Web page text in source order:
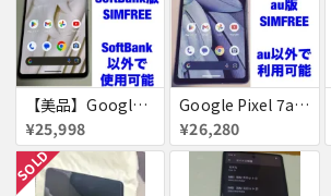
【美品】Google Pixel7 ［赤ロム］Pixel 7
¥25,998
Google Pixel 7a［赤ロム］
¥26,280
SOLD